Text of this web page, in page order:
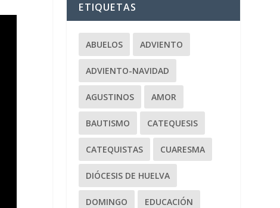
ETIQUETAS
ABUELOS ADVIENTO
ADVIENTO-NAVIDAD
AGUSTINOS AMOR
BAUTISMO CATEQUESIS
CATEQUISTAS CUARESMA
DIÓCESIS DE HUELVA
DOMINGO EDUCACIÓN